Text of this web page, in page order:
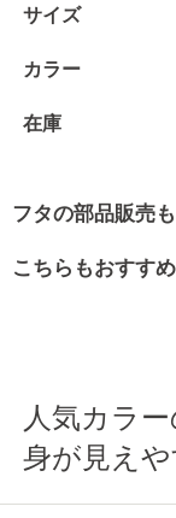
サイズ
カラー
在庫
フタの部品販売
こちらもおすす
人気カラ
身が見えや